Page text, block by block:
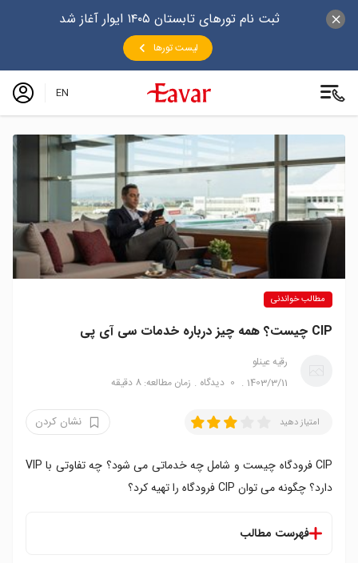
ثبت نام تورهای تابستان ۱۴۰۵ ایوار آغاز شد
لیست تورها
EN
مطالب خواندنی
CIP چیست؟ همه چیز درباره خدمات سی آی پی
رقیه عینلو
1403/3/11
0 دیدگاه زمان مطالعه: 8 دقیقه
امتیاز دهید نشان کردن
CIP فرودگاه چیست و شامل چه خدماتی می شود؟ چه تفاوتی با VIP
دارد؟ چگونه می توان CIP فرودگاه را تهیه کرد؟
فهرست مطالب